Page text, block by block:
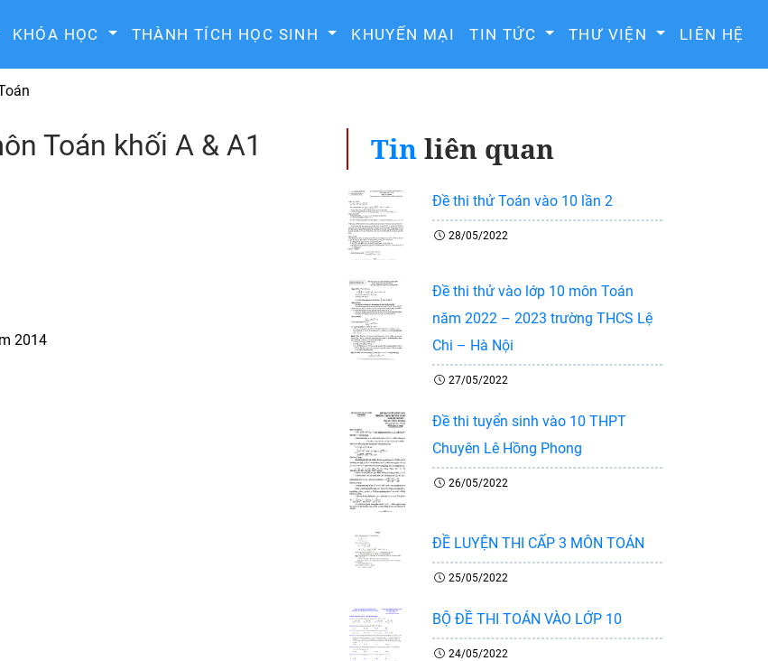
KHÓA HỌC THÀNH TÍCH HỌC SINH KHUYẾN MẠI TIN TỨC THƯ VIỆN LIÊN HỆ
Toán khối A & A1
Tinliên quan
Đề thi thử Toán vào 10 lần 2
28/05/2022
Đề thi thử vào lớp 10 môn Toán
năm 2022 – 2023 trường THCS Lệ
Chi – Hà Nội
27/05/2022
Đề thi tuyển sinh vào 10 THPT
Chuyên Lê Hồng Phong
26/05/2022
ĐỀ LUYỆN THI CẤP 3 MÔN TOÁN
25/05/2022
BỘ ĐỀ THI TOÁN VÀO LỚP 10
24/05/2022